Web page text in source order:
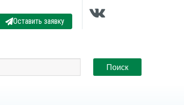
Оставить заявку